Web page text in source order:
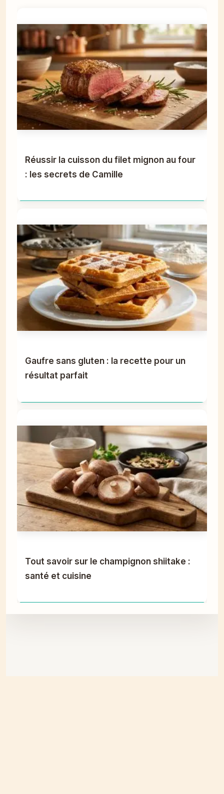
Réussir la cuisson du filet mignon au four
: les secrets de Camille
Gaufre sans gluten : la recette pour un
résultat parfait
Tout savoir sur le champignon shiitake :
santé et cuisine